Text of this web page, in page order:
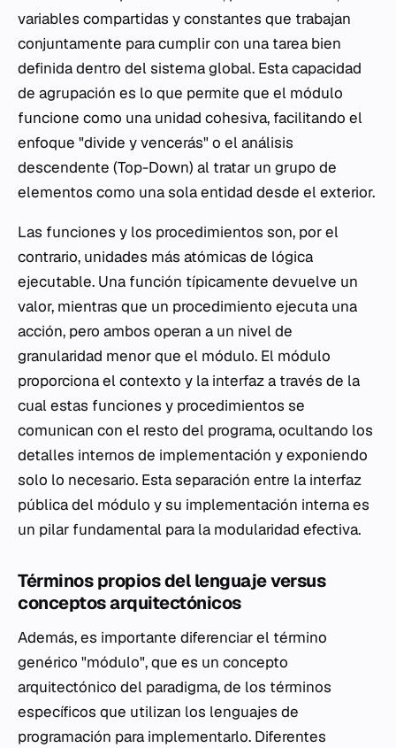
variables compartidas y constantes que trabajan
conjuntamente para cumplir con una tarea bien
definida dentro del sistema global. Esta capacidad
de agrupación es lo que permite que el módulo
funcione como una unidad cohesiva, facilitando el
enfoque "divide y vencerás" o el análisis
descendente (Top-Down) al tratar un grupo de
elementos como una sola entidad desde el exterior.
Las funciones y los procedimientos son, por el
contrario, unidades más atómicas de lógica
ejecutable. Una función típicamente devuelve un
valor, mientras que un procedimiento ejecuta una
acción, pero ambos operan a un nivel de
granularidad menor que el módulo. El módulo
proporciona el contexto y la interfaz a través de la
cual estas funciones y procedimientos se
comunican con el resto del programa, ocultando los
detalles internos de implementación y exponiendo
solo lo necesario. Esta separación entre la interfaz
pública del módulo y su implementación interna es
un pilar fundamental para la modularidad efectiva.
Términos propios del lenguaje versus
conceptos arquitectónicos
Además, es importante diferenciar el término
genérico "módulo", que es un concepto
arquitectónico del paradigma, de los términos
específicos que utilizan los lenguajes de
programación para implementarlo. Diferentes